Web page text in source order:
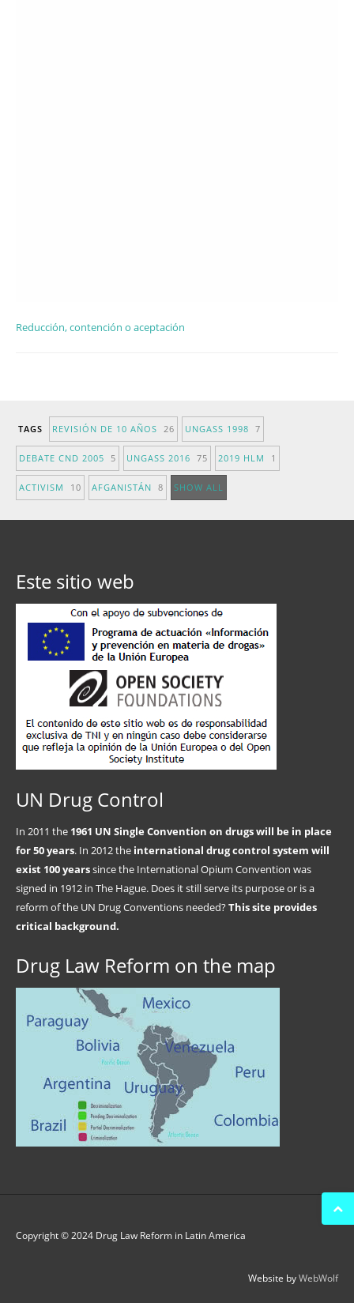
Reducción, contención o aceptación
TAGS REVISIÓN DE 10 AÑOS 26 UNGASS 1998 7
DEBATE CND 2005 5 UNGASS 2016 75 2019 HLM 1
ACTIVISM 10 AFGANISTÁN 8 SHOW ALL
Este sitio web
UN Drug Control
In 2011 the 1961 UN Single Convention on drugs will be in place
for 50 years. In 2012 the international drug control system will
exist 100 yearssince the International Opium Convention was
signed in 1912 in The Hague. Does it still serve its purpose or is a
reform of the UN Drug Conventions needed?This site provides
critical background.
Drug Law Reform on the map
Copyright © 2024 Drug Law Reform in Latin America
Website byWebWolf